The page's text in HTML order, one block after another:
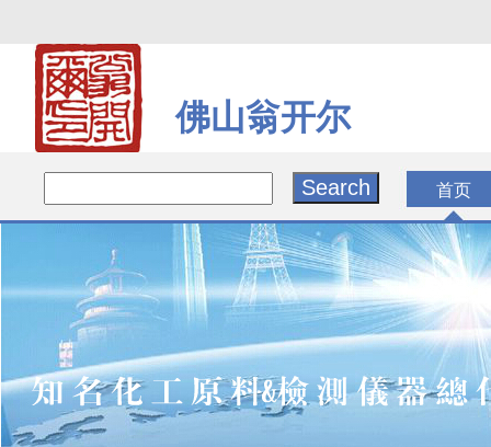
佛山翁开尔
首页